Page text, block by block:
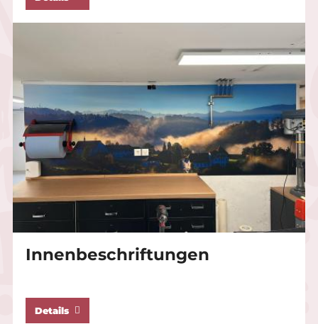
Innenbeschriftungen
Details